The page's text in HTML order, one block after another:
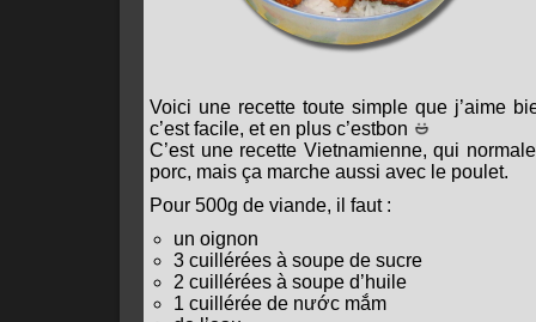
Voici une recette toute simple que j’aime
c’est facile, et en plus c’estbon
C’est une recette Vietnamienne, qui
porc, mais ça marche aussi avec le poulet.
Pour 500g de viande, il faut :
un oignon
3 cuillérées à soupe de sucre
2 cuillérées à soupe d’huile
1 cuillérée de nước mắm